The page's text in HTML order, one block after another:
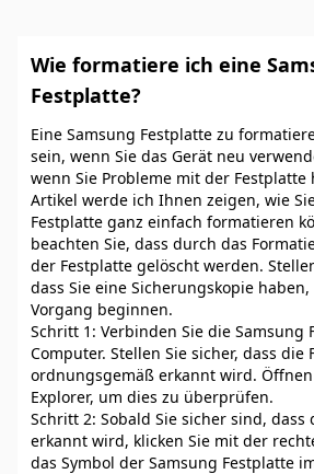
Wie formatiere ich eine
Festplatte?
Eine Samsung Festplatte zu
sein, wenn Sie das Gerät neu
wenn Sie Probleme mit der Festplatte
Artikel werde ich Ihnen zeigen, wie
Festplatte ganz einfach formatieren
beachten Sie, dass durch das
der Festplatte gelöscht werden.
dass Sie eine Sicherungskopie
Vorgang beginnen.
Schritt 1: Verbinden Sie die Samsung
Computer. Stellen Sie sicher, dass die
ordnungsgemäß erkannt wird. Öffnen
Explorer, um dies zu überprüfen.
Schritt 2: Sobald Sie sicher sind, dass
erkannt wird, klicken Sie mit der
das Symbol der Samsung Festplatte